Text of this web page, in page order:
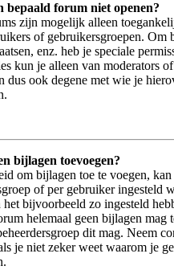
bepaald forum niet openen?
zijn mogelijk alleen
of gebruikersgroepen. Om
enz. heb je speciale
kun je alleen van moderators
dus ook degene met wie je
bijlagen toevoegen?
om bijlagen toe te voegen,
of per gebruiker ingesteld
het bijvoorbeeld zo ingesteld
helemaal geen bijlagen mag
dit mag. Neem
je niet zeker weet waarom je